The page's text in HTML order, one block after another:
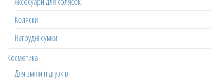
Коляски
Нагрудні сумки
Косметика
Для зміни підгузків